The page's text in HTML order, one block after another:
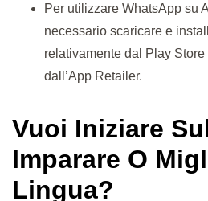
Per utilizzare WhatsApp su
necessario scaricare e
relativamente dal Play
dall’App Retailer.
Vuoi Iniziare
Imparare O
Lingua?